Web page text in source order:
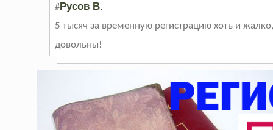
#Русов В.
5 тысяч за временную регистрацию хоть и
довольны!